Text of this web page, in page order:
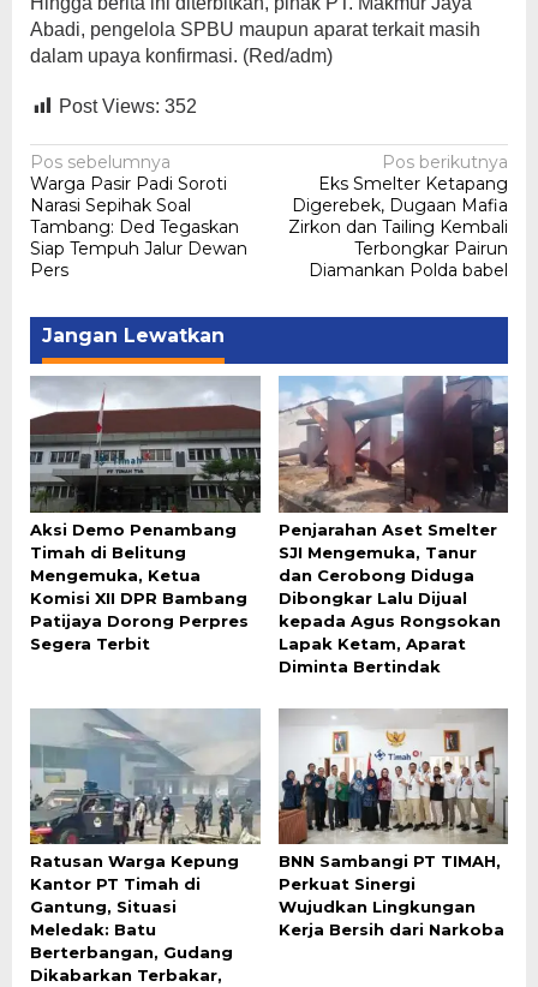
Abadi, pengelola SPBU maupun aparat terkait masih
dalam upaya konfirmasi. (Red/adm)
Post Views: 352
Navigasi
pos
Pos sebelumnya
Warga Pasir Padi Soroti
Narasi Sepihak Soal
Tambang: Ded Tegaskan
Siap Tempuh Jalur Dewan
Pers
Pos berikutnya
Eks Smelter Ketapang
Digerebek, Dugaan Mafia
Zirkon dan Tailing Kembali
Terbongkar Pairun
Diamankan Polda babel
Jangan Lewatkan
Aksi Demo Penambang
Timah di Belitung
Mengemuka, Ketua
Komisi XII DPR Bambang
Patijaya Dorong Perpres
Segera Terbit
Penjarahan Aset Smelter
SJI Mengemuka, Tanur
dan Cerobong Diduga
Dibongkar Lalu Dijual
kepada Agus Rongsokan
Lapak Ketam, Aparat
Diminta Bertindak
Ratusan Warga Kepung
Kantor PT Timah di
Gantung, Situasi
Meledak: Batu
Berterbangan, Gudang
Dikabarkan Terbakar,
BNN Sambangi PT TIMAH,
Perkuat Sinergi
Wujudkan Lingkungan
Kerja Bersih dari Narkoba